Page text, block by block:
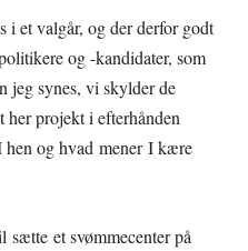
et valgår, og der derfor godt
og -kandidater, som
jeg synes, vi skylder de
projekt i efterhånden
hen og hvad mener I kære
sætte et svømmecenter på